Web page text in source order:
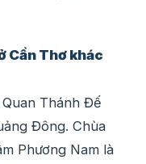
Cần Thơ khác
Thánh Đế
Đông. Chùa
Phương Nam là